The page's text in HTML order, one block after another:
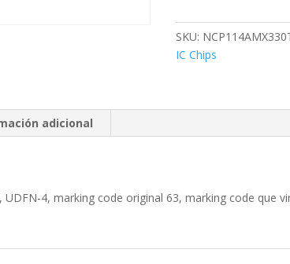
code
original
que
utilizado
MSI
SKU:
IC Chips
adicional
UDFN-4, marking code original 63, marking code que